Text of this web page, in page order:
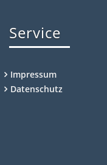
Service
Impressum
Datenschutz